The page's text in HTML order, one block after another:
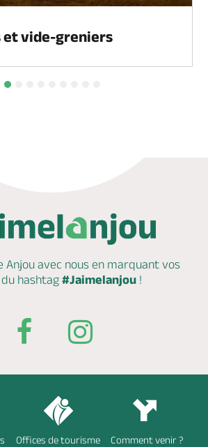
et vide-greniers
Anjou avec nous en marquantvos
hashtag#Jaimelanjou !
Offices de tourisme Comment venir ?